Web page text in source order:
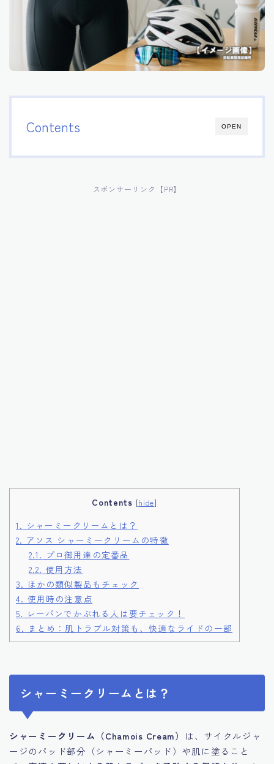
OPEN
Contents
スポンサーリンク【PR】
Contents [hide]
1. シャーミークリームとは？
2. アソス シャーミークリームの特徴
2.1. プロ御用達の定番品
2.2. 使用方法
3. ほかの類似製品もチェック
4. 使用時の注意点
5. レーパンでかぶれる人は要チェック！
6. まとめ：肌トラブル対策も、快適なライドの一部
シャーミークリームとは？
シャーミークリーム（Chamois Cream）
は、サイクルジャ
ージのパッド部分（シャーミーパッド）や肌に塗ること